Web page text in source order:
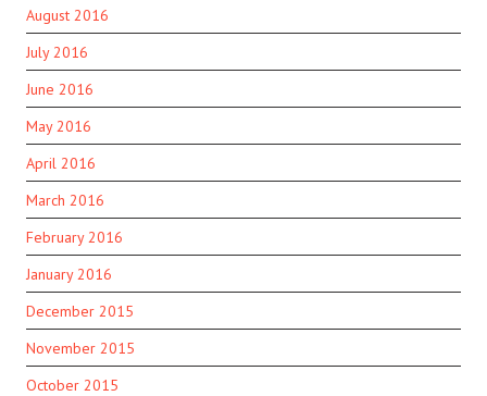
August 2016
July 2016
June 2016
May 2016
April 2016
March 2016
February 2016
January 2016
December 2015
November 2015
October 2015